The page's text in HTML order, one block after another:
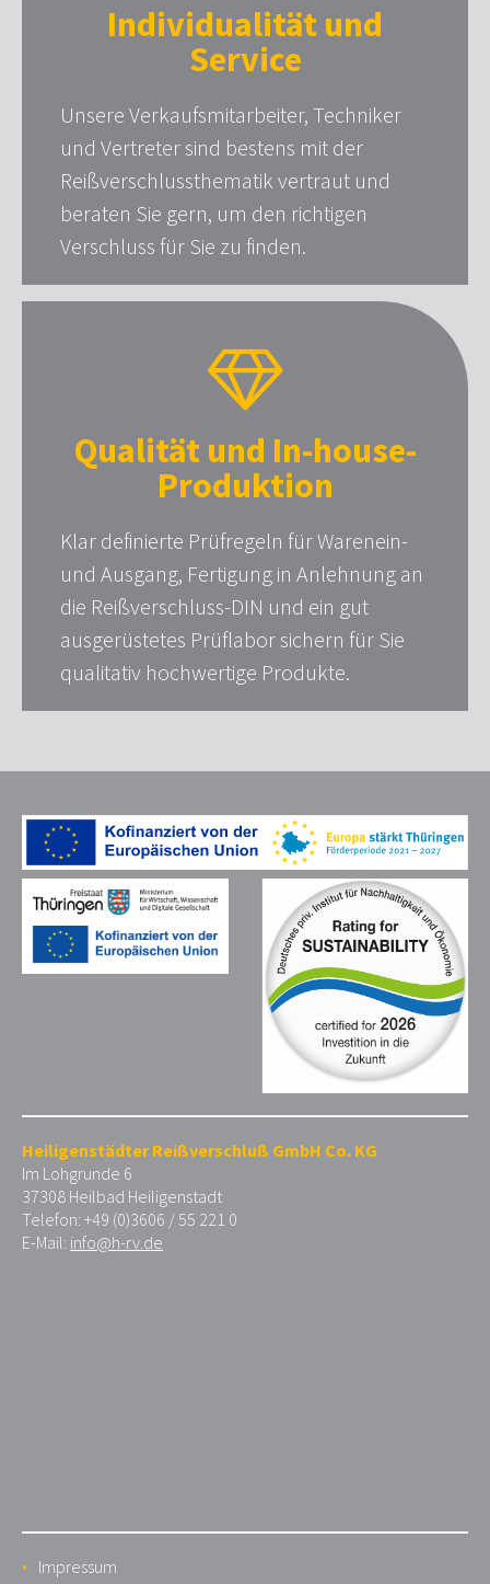
Individualität und
Service
Unsere Verkaufsmitarbeiter, Techniker
und Vertreter sind bestens mit der
Reißverschlussthematik vertraut und
beraten Sie gern, um den richtigen
Verschluss für Sie zu finden.
Qualität und In-house-
Produktion
Klar definierte Prüfregeln für Warenein-
und Ausgang, Fertigung in Anlehnung an
die Reißverschluss-DIN und ein gut
ausgerüstetes Prüflabor sichern für Sie
qualitativ hochwertige Produkte.
Heiligenstädter Reißverschluß GmbH Co. KG
Im Lohgrunde 6
37308 Heilbad Heiligenstadt
Telefon: +49 (0)3606 / 55 221 0
E-Mail: info@h-rv.de
Impressum